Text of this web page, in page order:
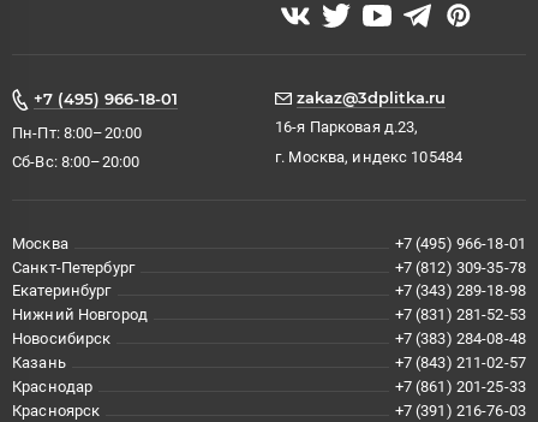
+7 (495) 966-18-01
Пн-Пт: 8:00–20:00
Сб-Вс: 8:00–20:00
zakaz@3dplitka.ru
16-я Парковая д.23,
г. Москва, индекс 105484
Москва
+7 (495) 966-18-01
Санкт-Петербург
+7 (812) 309-35-78
Екатеринбург
+7 (343) 289-18-98
Нижний Новгород
+7 (831) 281-52-53
Новосибирск
+7 (383) 284-08-48
Казань
+7 (843) 211-02-57
Краснодар
+7 (861) 201-25-33
Красноярск
+7 (391) 216-76-03